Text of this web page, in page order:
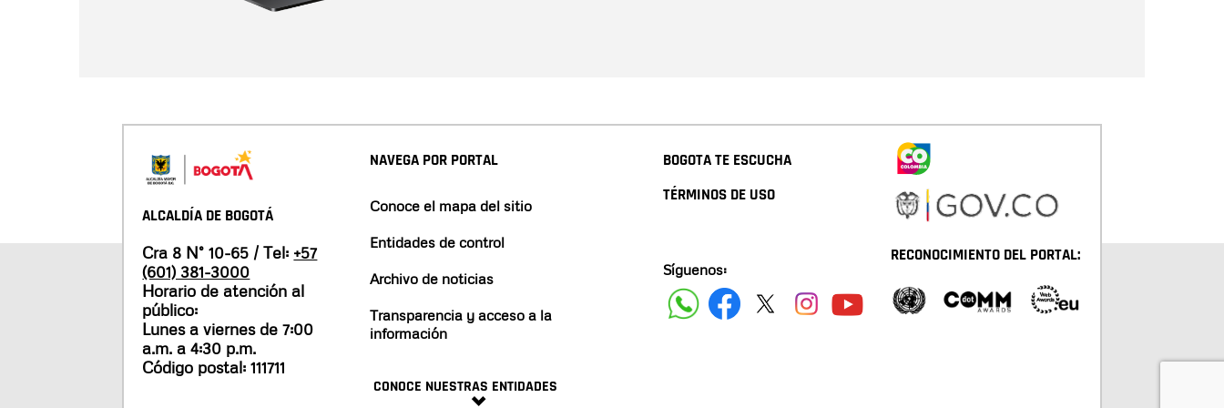
ALCALDÍA DE BOGOTÁ
Cra 8 N° 10-65 / Tel: +57
(601) 381-3000
Horario de atención al
público:
Lunes a viernes de 7:00
a.m. a 4:30 p.m.
Código postal: 111711
NAVEGA POR PORTAL
Conoce el mapa del sitio
Entidades de control
Archivo de noticias
Transparencia y acceso a la
información
CONOCE NUESTRAS ENTIDADES
BOGOTA TE ESCUCHA
TÉRMINOS DE USO
Síguenos:
RECONOCIMIENTO DEL PORTAL: